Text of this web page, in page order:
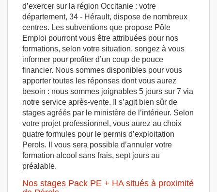
d’exercer sur la région Occitanie : votre
département, 34 - Hérault, dispose de nombreux
centres. Les subventions que propose Pôle
Emploi pourront vous être attribuées pour nos
formations, selon votre situation, songez à vous
informer pour profiter d’un coup de pouce
financier. Nous sommes disponibles pour vous
apporter toutes les réponses dont vous aurez
besoin : nous sommes joignables 5 jours sur 7 via
notre service après-vente. Il s’agit bien sûr de
stages agréés par le ministère de l’intérieur. Selon
votre projet professionnel, vous aurez au choix
quatre formules pour le permis d’exploitation
Perols. Il vous sera possible d’annuler votre
formation alcool sans frais, sept jours au
préalable.
Nos stages Pack PE + HA situés à proximité